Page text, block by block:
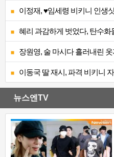
이정재, ♥임세령 비키니 인생
혜리 과감하게 벗었다, 탄수화
장원영, 술 마시다 흘러내린
이동국 딸 재시, 파격 비키니
뉴스엔TV